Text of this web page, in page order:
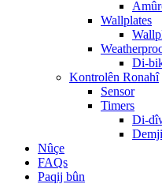
Wallplates
Di-
Kontrolên Ronahî
Sensor
Timers
Di-
Nûçe
FAQs
Paqij bûn